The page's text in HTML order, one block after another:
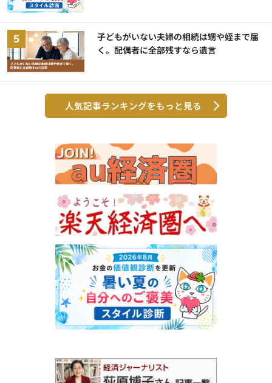
子どもがいない夫婦の相続は甥や姪まで届
く。配偶者に全部残すなら遺言
人気記事ランキングをもっと見る